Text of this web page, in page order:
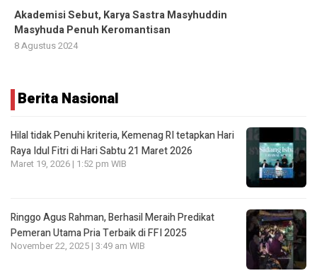
Akademisi Sebut, Karya Sastra Masyhuddin
Masyhuda Penuh Keromantisan
8 Agustus 2024
Berita Nasional
Hilal tidak Penuhi kriteria, Kemenag RI tetapkan Hari
Raya Idul Fitri di Hari Sabtu 21 Maret 2026
Maret 19, 2026 | 1:52 pm WIB
Ringgo Agus Rahman, Berhasil Meraih Predikat
Pemeran Utama Pria Terbaik di FFI 2025
November 22, 2025 | 3:49 am WIB